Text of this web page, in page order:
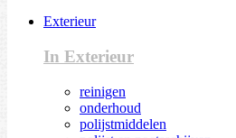
Exterieur
In Exterieur
reinigen
onderhoud
polijstmiddelen